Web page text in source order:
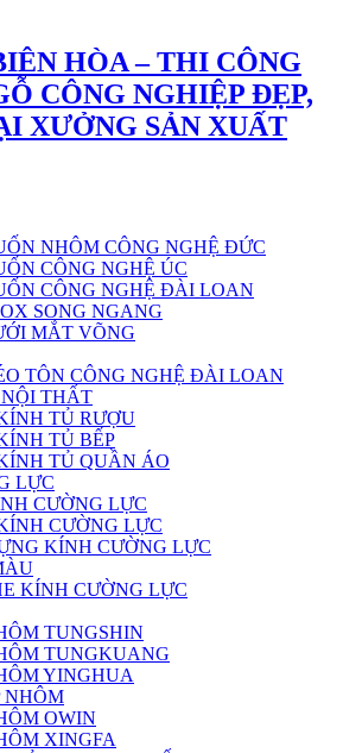
HÒA – THI CÔNG
CÔNG NGHIỆP ĐẸP,
XƯỞNG SẢN XUẤT
NHÔM CÔNG NGHỆ ĐỨC
CÔNG NGHỆ ÚC
CÔNG NGHỆ ĐÀI LOAN
SONG NGANG
MẮT VÕNG
TÔN CÔNG NGHỆ ĐÀI LOAN
THẤT
TỦ RƯỢU
TỦ BẾP
TỦ QUẦN ÁO
LỰC
CƯỜNG LỰC
CƯỜNG LỰC
KÍNH CƯỜNG LỰC
KÍNH CƯỜNG LỰC
TUNGSHIN
TUNGKUANG
YINGHUA
NHÔM
OWIN
XINGFA